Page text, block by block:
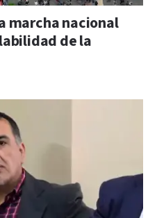
marcha nacional
de la